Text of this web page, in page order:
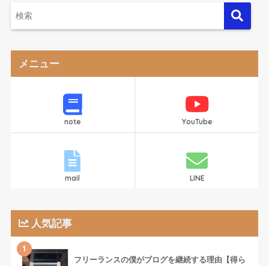
メニュー
note YouTube
mail LINE
人気記事
1
フリーランスの僕がブログを継続する理由【得ら